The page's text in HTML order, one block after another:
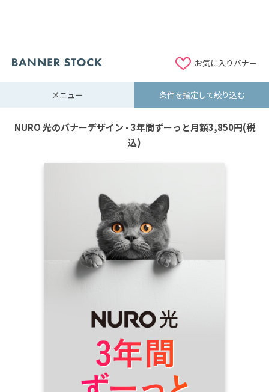
お気に入りバナー
メニュー 条件を指定して絞り込む
NURO 光のバナーデザイン - 3年間ずーっと月額3,850円(税
込)